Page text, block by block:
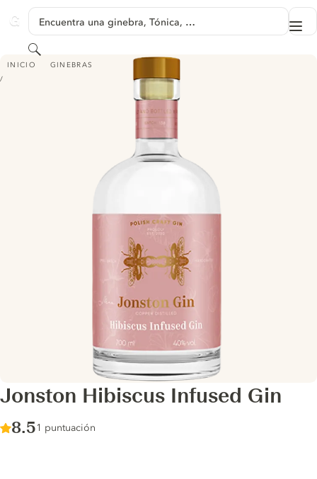
GINVENTORY
Encuentra una ginebra, Tónica, …
Buscar
INICIO GINEBRAS
JONSTON HIBISCUS INFUSED GIN
Jonston Hibiscus Infused Gin
Score :
8.5/ 10
1 puntuación